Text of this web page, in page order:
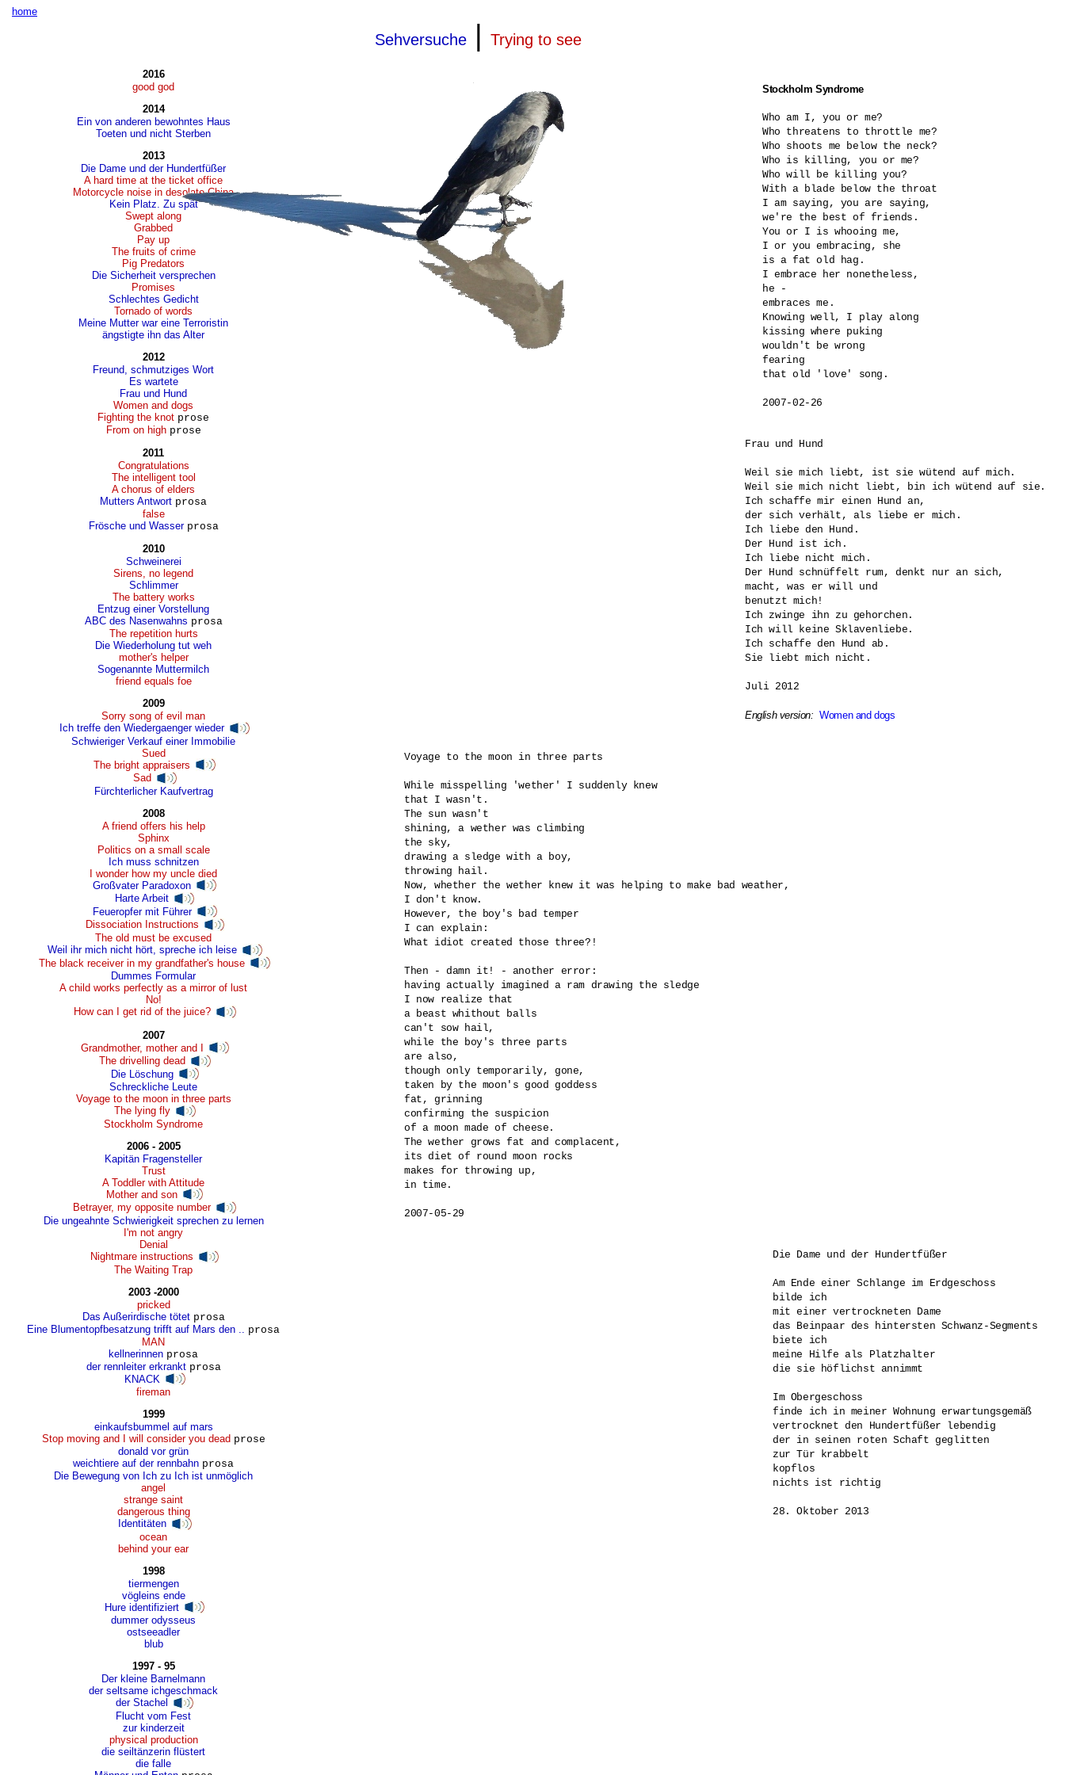
home
Sehversuche| Trying to see
2016
good god
2014
Ein von anderen bewohntes Haus
Toeten und nicht Sterben
2013
Die Dame und der Hundertfüßer
A hard time at the ticket office
Motorcycle noise in desolate China
Kein Platz. Zu spät
Swept along
Grabbed
Pay up
The fruits of crime
Pig Predators
Die Sicherheit versprechen
Promises
Schlechtes Gedicht
Tornado of words
Meine Mutter war eine Terroristin
ängstigte ihn das Alter
2012
Freund, schmutziges Wort
Es wartete
Frau und Hund
Women and dogs
Fighting the knot prose
From on high prose
2011
Congratulations
The intelligent tool
A chorus of elders
Mutters Antwort prosa
false
Frösche und Wasser prosa
2010
Schweinerei
Sirens, no legend
Schlimmer
The battery works
Entzug einer Vorstellung
ABC des Nasenwahns prosa
The repetition hurts
Die Wiederholung tut weh
mother's helper
Sogenannte Muttermilch
friend equals foe
2009
Sorry song of evil man
Ich treffe den Wiedergaenger wieder
Schwieriger Verkauf einer Immobilie
Sued
The bright appraisers
Sad
Fürchterlicher Kaufvertrag
2008
A friend offers his help
Sphinx
Politics on a small scale
Ich muss schnitzen
I wonder how my uncle died
Großvater Paradoxon
Harte Arbeit
Feueropfer mit Führer
Dissociation Instructions
The old must be excused
Weil ihr mich nicht hört, spreche ich leise
The black receiver in my grandfather's house
Dummes Formular
A child works perfectly as a mirror of lust
No!
How can I get rid of the juice?
2007
Grandmother, mother and I
The drivelling dead
Die Löschung
Schreckliche Leute
Voyage to the moon in three parts
The lying fly
Stockholm Syndrome
2006 - 2005
Kapitän Fragensteller
Trust
A Toddler with Attitude
Mother and son
Betrayer, my opposite number
Die ungeahnte Schwierigkeit sprechen zu lernen
I'm not angry
Denial
Nightmare instructions
The Waiting Trap
2003 -2000
pricked
Das Außerirdische tötet prosa
Eine Blumentopfbesatzung trifft auf Mars den ..
prosa
MAN
kellnerinnen prosa
der rennleiter erkrankt prosa
KNACK
fireman
1999
einkaufsbummel auf mars
Stop moving and I will consider you dead prose
donald vor grün
weichtiere auf der rennbahn prosa
Die Bewegung von Ich zu Ich ist unmöglich
angel
strange saint
dangerous thing
Identitäten
ocean
behind your ear
1998
tiermengen
vögleins ende
Hure identifiziert
dummer odysseus
ostseeadler
blub
1997 - 95
Der kleine Barnelmann
der seltsame ichgeschmack
der Stachel
Flucht vom Fest
zur kinderzeit
physical production
die seiltänzerin flüstert
die falle
Stockholm Syndrome
Who am I, you or me?
Who threatens to throttle me?
Who shoots me below the neck?
Who is killing, you or me?
Who will be killing you?
With a blade below the throat
I am saying, you are saying,
we're the best of friends.
You or I is whooing me,
I or you embracing, she
is a fat old hag.
I embrace her nonetheless,
he -
embraces me.
Knowing well, I play along
kissing where puking
wouldn't be wrong
fearing
that old 'love' song.
Frau und Hund
Weil sie mich liebt, ist sie wütend auf mich.
Weil sie mich nicht liebt, bin ich wütend auf sie.
Ich schaffe mir einen Hund an,
der sich verhält, als liebe er mich.
Ich liebe den Hund.
Der Hund ist ich.
Ich liebe nicht mich.
Der Hund schnüffelt rum, denkt nur an sich,
macht, was er will und
benutzt mich!
Ich zwinge ihn zu gehorchen.
Ich will keine Sklavenliebe.
Ich schaffe den Hund ab.
Sie liebt mich nicht.
Juli 2012
English version: Women and dogs
Voyage to the moon in three parts
While misspelling 'wether' I suddenly knew
that I wasn't.
The sun wasn't
shining, a wether was climbing
the sky,
drawing a sledge with a boy,
throwing hail.
Now, whether the wether knew it was helping to make bad weather,
I don't know.
However, the boy's bad temper
I can explain:
What idiot created those three?!
Then - damn it! - another error:
having actually imagined a ram drawing the sledge
I now realize that
a beast whithout balls
can't sow hail,
while the boy's three parts
are also,
though only temporarily, gone,
taken by the moon's good goddess
fat, grinning
confirming the suspicion
of a moon made of cheese.
The wether grows fat and complacent,
its diet of round moon rocks
makes for throwing up,
in time.
2007-05-29
Die Dame und der Hundertfüßer
Am Ende einer Schlange im Erdgeschoss
bilde ich
mit einer vertrockneten Dame
das Beinpaar des hintersten Schwanz-Segments
biete ich
meine Hilfe als Platzhalter
die sie höflichst annimmt
Im Obergeschoss
finde ich in meiner Wohnung erwartungsgemäß
vertrocknet den Hundertfüßer lebendig
der in seinen roten Schaft geglitten
zur Tür krabbelt
kopflos
nichts ist richtig
28. Oktober 2013